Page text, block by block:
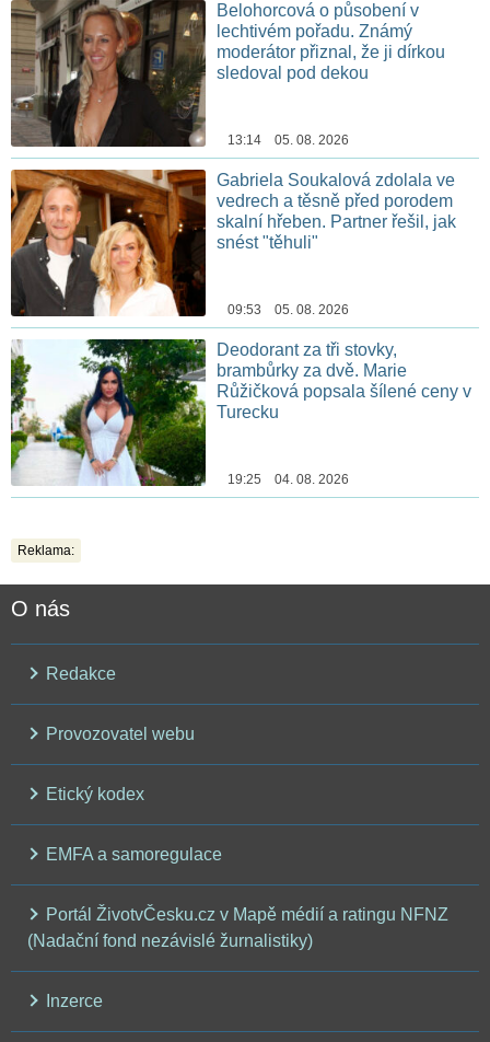
Belohorcová o působení v
lechtivém pořadu. Známý
moderátor přiznal, že ji dírkou
sledoval pod dekou
13:14 05. 08. 2026
Gabriela Soukalová zdolala ve
vedrech a těsně před porodem
skalní hřeben. Partner řešil, jak
snést "těhuli"
09:53 05. 08. 2026
Deodorant za tři stovky,
brambůrky za dvě. Marie
Růžičková popsala šílené ceny v
Turecku
19:25 04. 08. 2026
Reklama:
O nás
Redakce
Provozovatel webu
Etický kodex
EMFA a samoregulace
Portál ŽivotvČesku.cz v Mapě médií a ratingu NFNZ
(Nadační fond nezávislé žurnalistiky)
Inzerce